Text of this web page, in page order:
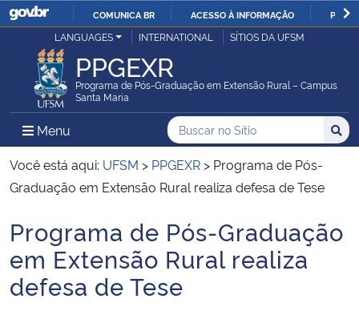
IR
O
COMUNICA BR ACESSO À INFORMAÇÃO
Ministério da Justiça e Segurança Pública
Ministério da Defesa
Ministério das Relações Exteriores
Ministério da Infraestrutura
Ministério da Agricultura, Pecuária e Abastecimento
LANGUAGES INTERNATIONAL SÍTIOS DA UFSM
PPGEXR
Programa de Pós-Graduação em Extensão Rural – Campus
Santa Maria
Menu Menu Principal do Sítio
Busca
Buscar no no Sítio
Busca:
Você está aqui: UFSM > PPGEXR > Programa de Pós-
Graduação em Extensão Rural realiza defesa de Tese
Início do conteúdo
Programa de Pós-Graduação
em Extensão Rural realiza
defesa de Tese